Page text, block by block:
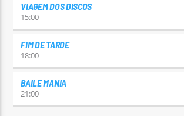
VIAGEM DOS DISCOS
15:00
FIM DE TARDE
18:00
BAILE MANIA
21:00